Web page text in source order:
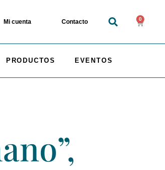
Mi cuenta Contacto 0
PRODUCTOS EVENTOS